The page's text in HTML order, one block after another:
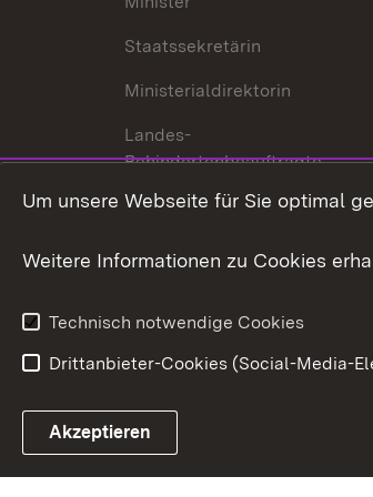
Staatssekretärin
Ministerialdirektorin
Landes-
Behindertenbeauftragte
Bürgerreferent
Karriere
Link zum Landesportal
Um unsere Webseite für Sie optimal
Weitere Informationen zu Cookies
Technisch notwendige Cookies
Drittanbieter-Cookies (Social-Media-
Akzeptieren